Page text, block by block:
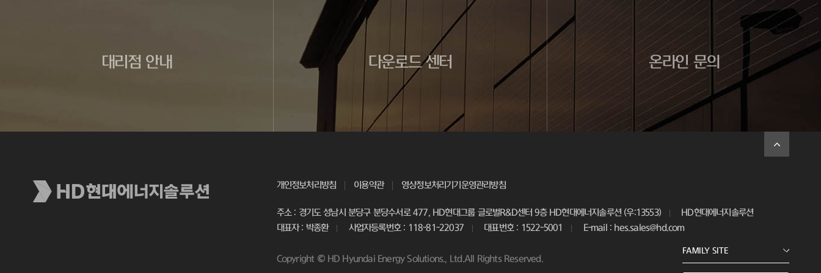
대리점 안내 다운로드 센터 온라인 문의
개인정보처리방침 이용약관 영상정보처리기기운영관리방침
주소 : 경기도 성남시 분당구 분당수서로 477, HD현대그룹 글로벌R&D센터 9층 HD현대에너지솔루션 (우:13553)
HD현대에너지솔루션
대표자 : 박종환
사업자등록번호 : 118-81-22037 대표번호 : 1522-5001 E-mail : hes.sales@hd.com
Copyright © HD Hyundai Energy Solutions., Ltd.All Rights Reserved.